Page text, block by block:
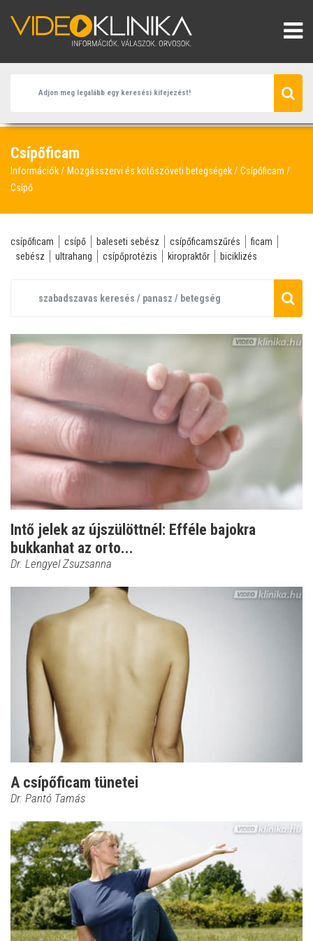
Csípőficam
Információk Mozgásszervi és kötőszöveti betegségek
Csípőficam
Csípő
csípőficam csípő baleseti sebész csípőficamszűrés
ficam
sebész
ultrahang csípőprotézis kiropraktőr biciklizés
Intő jelek az újszülöttnél: Efféle bajokra
bukkanhat az orto...
Dr. Lengyel Zsuzsanna
A csípőficam tünetei
Dr. Pantó Tamás